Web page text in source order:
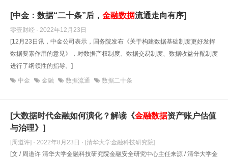
[中金：数据“二十条”后， 金融数据流通走向有序]
零壹财经 · 2022年12月23日
[12月23日讯，中金公司表示，国务院发布《关于构建数据基础制度更好发挥
数据要素作用的意见》，对数据产权制度、数据交易制度、数据收益分配制度
进行了纲领性的指导。]
中金 金融 数据流通 数据二十条
[大数据时代金融如何演化？解读《金融数据资产账户估值
与治理》]
[周道许] · 2022年8月23日 · [清华大学金融科技研究院]
[文 / 周道许 清华大学金融科技研究院金融安全研究中心主任来源 / 清华大学金